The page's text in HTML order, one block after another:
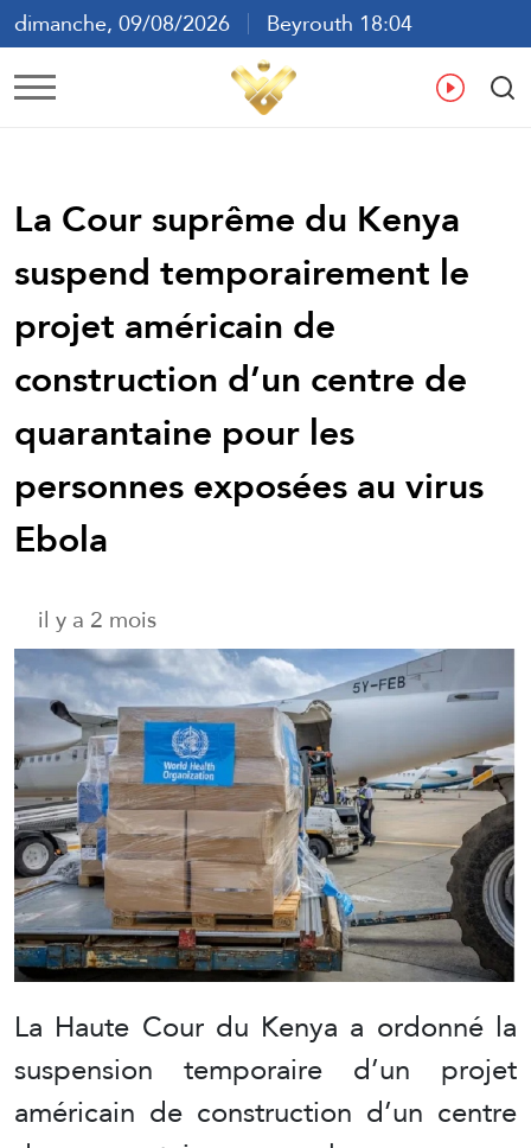
dimanche, 09/08/2026
Beyrouth 18:04
ع
La Cour suprême du Kenya
suspend temporairement le
projet américain de
construction d’un centre de
quarantaine pour les
personnes exposées au virus
Ebola
il y a 2 mois
La Haute Cour du Kenya a ordonné la
suspension temporaire d’un projet
américain de construction d’un centre